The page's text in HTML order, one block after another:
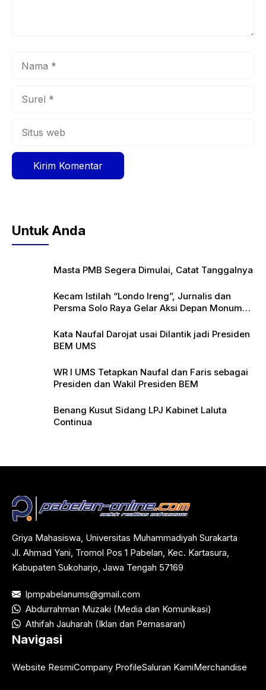
Untuk Anda
Masta PMB Segera Dimulai, Catat Tanggalnya
Kecam Istilah “Londo Ireng”, Jurnalis dan
Persma Solo Raya Gelar Aksi Depan Monumen
Kata Naufal Darojat usai Dilantik jadi Presiden
BEM UMS
WR I UMS Tetapkan Naufal dan Faris sebagai
Presiden dan Wakil Presiden BEM
Benang Kusut Sidang LPJ Kabinet Laluta
Continua
Griya Mahasiswa, Universitas Muhammadiyah Surakarta
Jl. Ahmad Yani, Tromol Pos 1 Pabelan, Kec. Kartasura,
Kabupaten Sukoharjo, Jawa Tengah 57169
lpmpabelanums@gmail.com
Abdurrahman Muzaki (Media dan Komunikasi)
Athifah Jauharah (Iklan dan Pemasaran)
Navigasi
Website ResmiCompany ProfileSaluran KamiMerchandise